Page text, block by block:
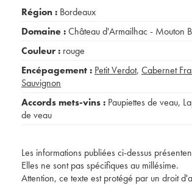
Région : Bordeaux
Domaine :Château d'Armailhac - Mouton
Couleur : rouge
Encépagement : Petit Verdot, Cabernet
Sauvignon
Accords mets-vins : Paupiettes de veau,
de veau
Les informations publiées ci-dessus
Elles ne sont pas spécifiques au millésime.
Attention, ce texte est protégé par un droit